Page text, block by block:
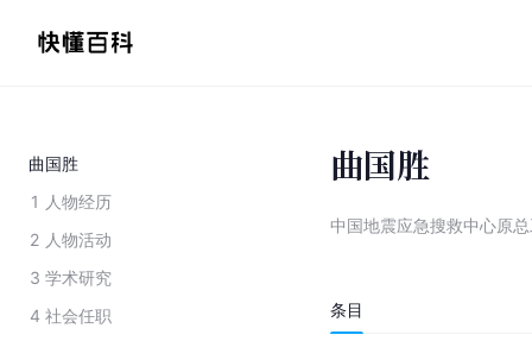
曲国胜
1 人物经历
2 人物活动
3 学术研究
4 社会任职
曲国胜
中国地震应急搜救中心原
条目